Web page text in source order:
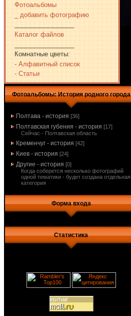
Фотоальбомы
_ добавить фотографию
Каталог файлов
Комнатные цветы:
- Алфавитный список
- Статьи
Фотоальбомы: История родного города
Полтава - история [36]
Полтавская губения - история [17]
Сейчас - Полтавская область
Кременчуг - история [42]
Киев - история [24]
Другие - история [0]
Когда соберется несколько фотографий
одной тематики - будет создана отдельная
категория
Форма входа
Статистика